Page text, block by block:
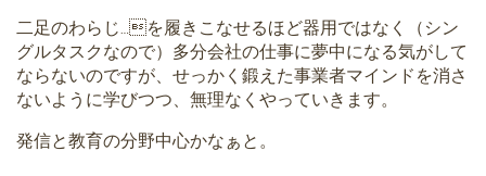
二足のわらじ…を履きこなせるほど器用ではなく（シン
グルタスクなので）多分会社の仕事に夢中になる気がして
ならないのですが、せっかく鍛えた事業者マインドを消さ
ないように学びつつ、無理なくやっていきます。
発信と教育の分野中心かなぁと。